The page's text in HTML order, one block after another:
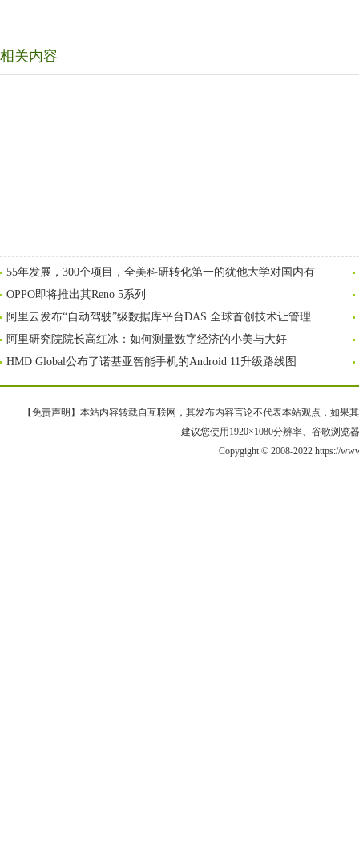
相关内容
55年发展，300个项目，全美科研转化第一的犹他大学对国内有
OPPO即将推出其Reno 5系列
阿里云发布“自动驾驶”级数据库平台DAS 全球首创技术让管理
阿里研究院院长高红冰：如何测量数字经济的小美与大好
HMD Global公布了诺基亚智能手机的Android 11升级路线图
【免责声明】本站内容转载自互联网，其发布内容言论不代表本站观点，如果
建议您使用1920×1080分辨率、谷歌浏览
Copygight © 2008-2022 https://